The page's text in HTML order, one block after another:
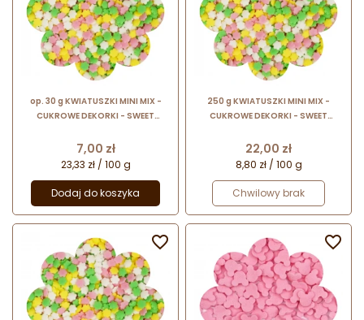
op. 30 g KWIATUSZKI MINI MIX -
CUKROWE DEKORKI - SWEET
dekoracji spożywczych - śr. 4 mm
Cena
7,00 zł
23,33 zł / 100 g
Dodaj do koszyka
250 g KWIATUSZKI MINI MIX -
CUKROWE DEKORKI - SWEET
dekoracji spożywczych - śr. 4 mm
Cena
22,00 zł
8,80 zł / 100 g
Chwilowy brak
 